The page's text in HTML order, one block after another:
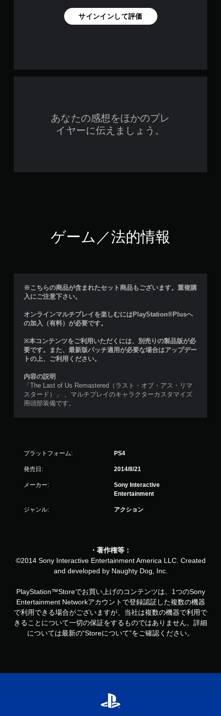
サインインして評価
あなたの感想をほかのプレ
イヤーに伝えましょう。
ゲーム／法的情報
※こちらの商品が含まれたセット商品もございます。重複購
入にご注意下さい。
オンラインマルチプレイを楽しむにはPlayStation®Plusへ
の加入（有料）が必要です。
※本コンテンツをご利用いただくには、別売りの製品版が必
要です。また、最新版パッチ適用が必要な場合はアップデー
トの上、ご利用ください。
内容の説明
「The Last of Us Remastered（ラスト・オブ・アス・リマ
スタード）」 、マルチプレイのキャラクターカスタマイズ
用頭部装備です。
プラットフォーム: PS4
発売日: 2014/8/21
メーカー:
Sony Interactive
Entertainment
ジャンル: アクション
・著作権等：
©2014 Sony Interactive Entertainment America LLC. Created
and developed by Naughty Dog, Inc.
PlayStation™Storeでお買い上げのコンテンツは、1つのSony
Entertainment Networkアカウントで登録認証した複数の機器
で利用できる場合がございますが、当社は複数の機器で利用で
きることについて一切の保証をするものではありません。詳細
については最新の“Storeについて”をご確認ください。